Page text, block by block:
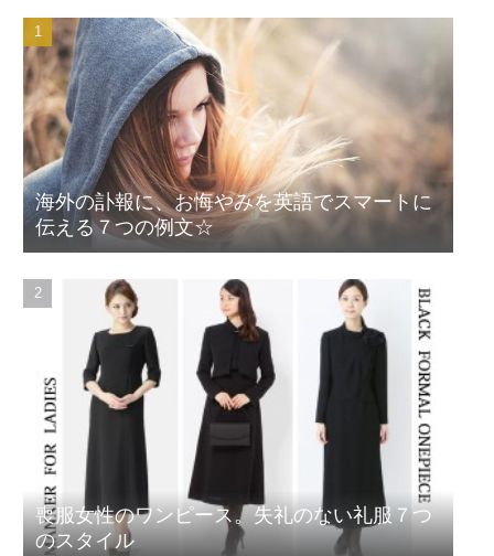
海外の訃報に、お悔やみを英語でスマートに
伝える７つの例文☆
喪服女性のワンピース。失礼のない礼服７つ
のスタイル